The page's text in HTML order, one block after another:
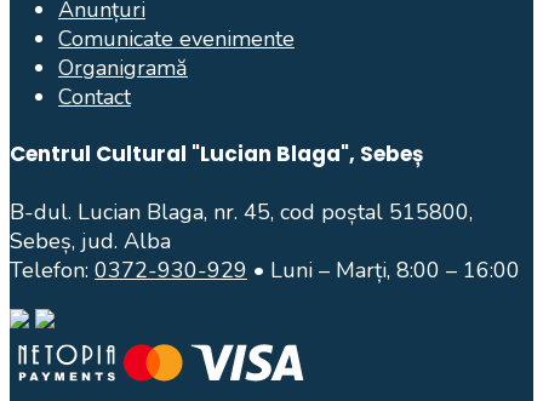
Anunțuri
Comunicate evenimente
Organigramă
Contact
Centrul Cultural "Lucian Blaga", Sebeș
B-dul. Lucian Blaga, nr. 45, cod poștal 515800,
Sebeș, jud. Alba
Telefon: 0372-930-929 • Luni – Marți, 8:00 – 16:00